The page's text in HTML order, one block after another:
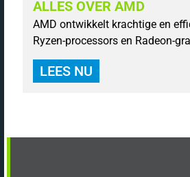
ALLES OVER AMD
AMD ontwikkelt krachtige en
Ryzen-processors en Radeon-
LEES NU